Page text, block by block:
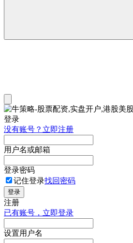
登录
没有账号？立即注册
用户名或邮箱
登录密码
记住登录找回密码
登录
注册
已有账号，立即登录
设置用户名